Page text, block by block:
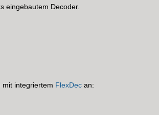
eingebautem Decoder.
mit integriertem FlexDec an: